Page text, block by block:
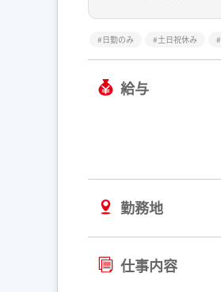
日勤のみ 土日祝休み
給与
勤務地
仕事内容